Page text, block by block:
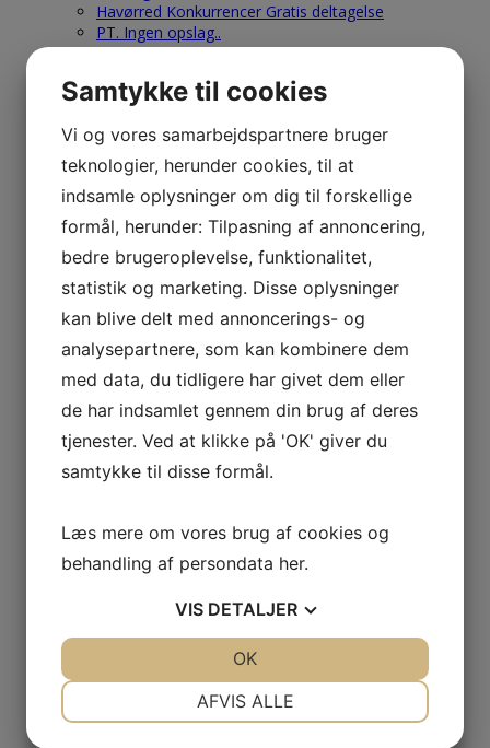
Havørred Konkurrencer Gratis deltagelse
PT. Ingen opslag..
Weekendture
Tur Referater
Medlems Rapporter
Ny Medlems Rapport
Nakskov Torskefestival-Ref.-Galleri
2020 – 2021
2019
2018
2017
2016
2015
2014
2013
2012
2011
2010
2008
2007
2006
2004
Årets Største & Klubrekorder
2026
2023
2019
Samtykke til cookies
Vi og vores samarbejdspartnere bruger
teknologier, herunder cookies, til at
indsamle oplysninger om dig til forskellige
formål, herunder: Tilpasning af annoncering,
bedre brugeroplevelse, funktionalitet,
statistik og marketing. Disse oplysninger
kan blive delt med annoncerings- og
analysepartnere, som kan kombinere dem
med data, du tidligere har givet dem eller
de har indsamlet gennem din brug af deres
tjenester. Ved at klikke på 'OK' giver du
samtykke til disse formål.
Læs mere om vores brug af cookies og
behandling af persondata her.
VIS DETALJER
AFVIS ALLE
OK